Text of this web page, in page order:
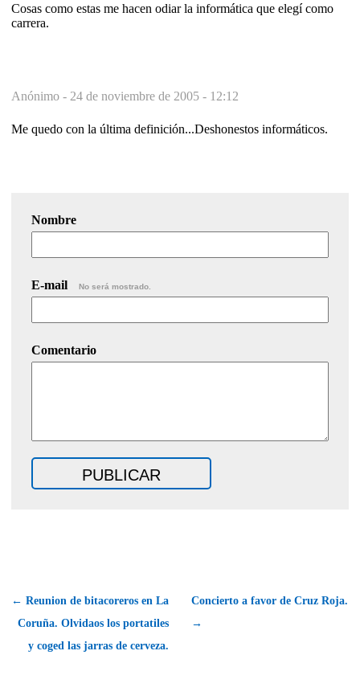
Cosas como estas me hacen odiar la informática que elegí como
carrera.
Anónimo - 24 de noviembre de 2005 - 12:12
Me quedo con la última definición...Deshonestos informáticos.
Nombre
E-mail No será mostrado.
Comentario
← Reunion de bitacoreros en La
Coruña. Olvidaos los portatiles
y coged las jarras de cerveza.
Concierto a favor de Cruz Roja.
→